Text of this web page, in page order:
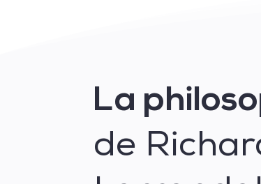
La
de